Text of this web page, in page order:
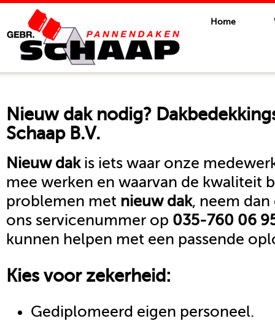
Home
Nieuw daknodig?
Schaap B.V.
Nieuw dakis iets waar onze
mee werken en waarvan de kwaliteit
problemen met nieuw dak, neem
ons servicenummer op 035-760 06
kunnen helpen met een passende
Kies voor zekerheid:
Gediplomeerd eigen personeel.